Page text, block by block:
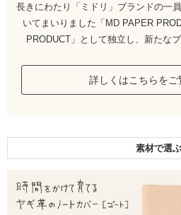
長きにわたり「ミドリ」ブランドの一
いてまいりました「MD PAPER
PRODUCT」として独立し、新たな
詳しくはこちらをご
素材で選ぶ